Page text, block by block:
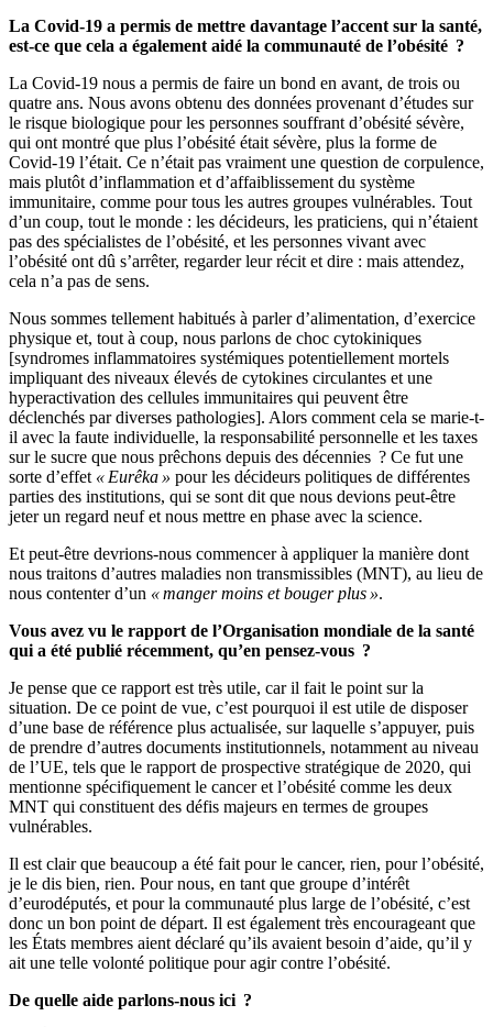
La Covid-19 a permis de mettre davantage l’accent sur la santé,
est-ce que cela a également aidé la communauté de l’obésité ?
La Covid-19 nous a permis de faire un bond en avant, de trois ou
quatre ans. Nous avons obtenu des données provenant d’études sur
le risque biologique pour les personnes souffrant d’obésité sévère,
qui ont montré que plus l’obésité était sévère, plus la forme de
Covid-19 l’était. Ce n’était pas vraiment une question de corpulence,
mais plutôt d’inflammation et d’affaiblissement du système
immunitaire, comme pour tous les autres groupes vulnérables. Tout
d’un coup, tout le monde : les décideurs, les praticiens, qui n’étaient
pas des spécialistes de l’obésité, et les personnes vivant avec
l’obésité ont dû s’arrêter, regarder leur récit et dire : mais attendez,
cela n’a pas de sens.
Nous sommes tellement habitués à parler d’alimentation, d’exercice
physique et, tout à coup, nous parlons de choc cytokiniques
[syndromes inflammatoires systémiques potentiellement mortels
impliquant des niveaux élevés de cytokines circulantes et une
hyperactivation des cellules immunitaires qui peuvent être
déclenchés par diverses pathologies]. Alors comment cela se marie-t-
il avec la faute individuelle, la responsabilité personnelle et les taxes
sur le sucre que nous prêchons depuis des décennies ? Ce fut une
sorte d’effet « Eurêka » pour les décideurs politiques de différentes
parties des institutions, qui se sont dit que nous devions peut-être
jeter un regard neuf et nous mettre en phase avec la science.
Et peut-être devrions-nous commencer à appliquer la manière dont
nous traitons d’autres maladies non transmissibles (MNT), au lieu de
nous contenter d’un « manger moins et bouger plus ».
Vous avez vu le rapport de l’Organisation mondiale de la santé
qui a été publié récemment, qu’en pensez-vous ?
Je pense que ce rapport est très utile, car il fait le point sur la
situation. De ce point de vue, c’est pourquoi il est utile de disposer
d’une base de référence plus actualisée, sur laquelle s’appuyer, puis
de prendre d’autres documents institutionnels, notamment au niveau
de l’UE, tels que le rapport de prospective stratégique de 2020, qui
mentionne spécifiquement le cancer et l’obésité comme les deux
MNT qui constituent des défis majeurs en termes de groupes
vulnérables.
Il est clair que beaucoup a été fait pour le cancer, rien, pour l’obésité,
je le dis bien, rien. Pour nous, en tant que groupe d’intérêt
d’eurodéputés, et pour la communauté plus large de l’obésité, c’est
donc un bon point de départ. Il est également très encourageant que
les États membres aient déclaré qu’ils avaient besoin d’aide, qu’il y
ait une telle volonté politique pour agir contre l’obésité.
De quelle aide parlons-nous ici ?